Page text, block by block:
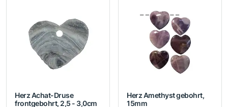
Herz Achat-Druse
frontgebohrt, 2,5 - 3,0cm
Herz Amethyst gebohrt,
15mm